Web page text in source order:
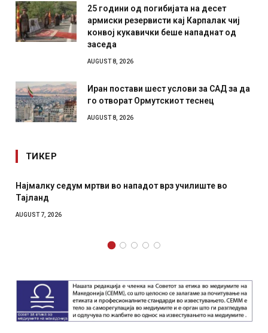
25 години од погибијата на десет
армиски резервисти кај Карпалак чиј
конвој кукавички беше нападнат од
заседа
AUGUST 8, 2026
Иран постави шест услови за САД за да
го отворат Ормутскиот теснец
AUGUST 8, 2026
ТИКЕР
Најмалку седум мртви во нападот врз училиште во
Тајланд
AUGUST 7, 2026